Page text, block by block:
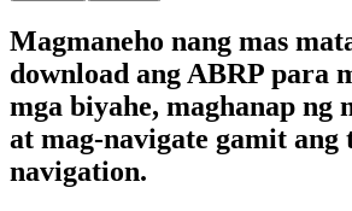
Magmaneho nang mas
download ang ABRP para
mga biyahe, maghanap ng
at mag-navigate gamit
navigation.